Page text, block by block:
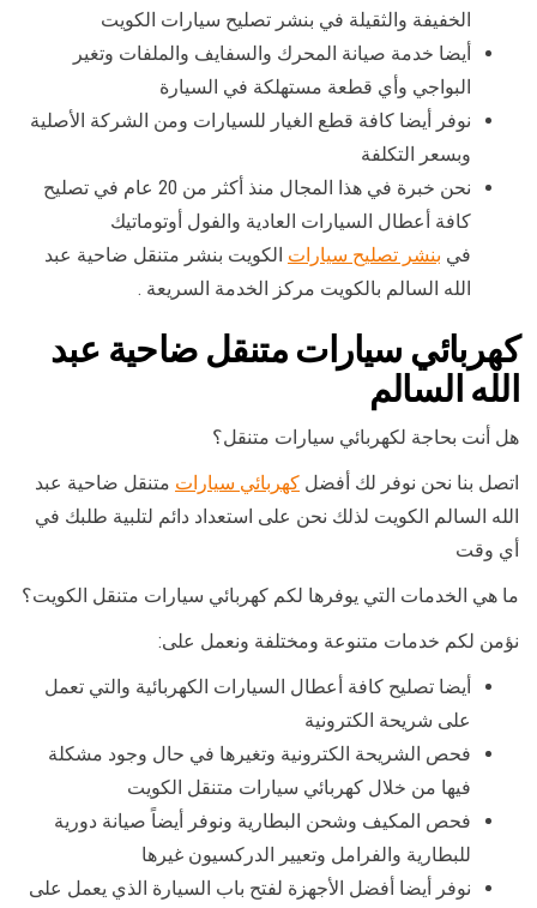
الخفيفة والثقيلة في بنشر تصليح سيارات الكويت
أيضا خدمة صيانة المحرك والسفايف والملفات وتغير
البواجي وأي قطعة مستهلكة في السيارة
نوفر أيضا كافة قطع الغيار للسيارات ومن الشركة الأصلية
وبسعر التكلفة
نحن خبرة في هذا المجال منذ أكثر من 20 عام في تصليح
كافة أعطال السيارات العادية والفول أوتوماتيك
في بنشر تصليح سيارات الكويت بنشر متنقل ضاحية عبد
الله السالم بالكويت مركز الخدمة السريعة .
كهربائي سيارات متنقل ضاحية عبد
الله السالم
هل أنت بحاجة لكهربائي سيارات متنقل؟
اتصل بنا نحن نوفر لك أفضل كهربائي سيارات متنقل ضاحية عبد
الله السالم الكويت لذلك نحن على استعداد دائم لتلبية طلبك في
أي وقت
ما هي الخدمات التي يوفرها لكم كهربائي سيارات متنقل الكويت؟
نؤمن لكم خدمات متنوعة ومختلفة ونعمل على:
أيضا تصليح كافة أعطال السيارات الكهربائية والتي تعمل
على شريحة الكترونية
فحص الشريحة الكترونية وتغيرها في حال وجود مشكلة
فيها من خلال كهربائي سيارات متنقل الكويت
فحص المكيف وشحن البطارية ونوفر أيضاً صيانة دورية
للبطارية والفرامل وتعيير الدركسيون غيرها
نوفر أيضا أفضل الأجهزة لفتح باب السيارة الذي يعمل على